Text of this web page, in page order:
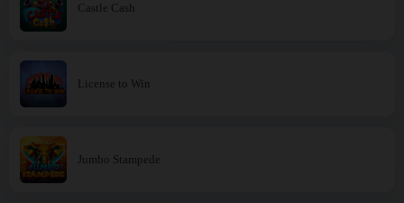
Castle Cash
License to Win
Jumbo Stampede